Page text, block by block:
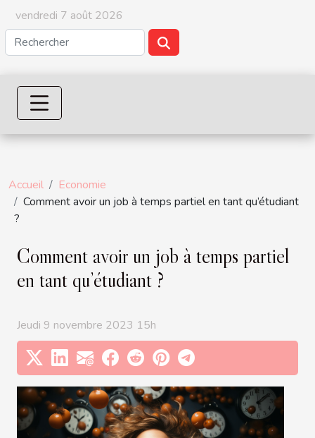
vendredi 7 août 2026
Accueil
Economie
Comment avoir un job à temps partiel en tant qu’étudiant
?
Comment avoir un job à temps partiel
en tant qu’étudiant ?
Jeudi 9 novembre 2023 15h